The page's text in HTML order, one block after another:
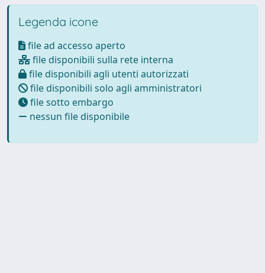
Legenda icone
file ad accesso aperto
file disponibili sulla rete interna
file disponibili agli utenti autorizzati
file disponibili solo agli amministratori
file sotto embargo
nessun file disponibile